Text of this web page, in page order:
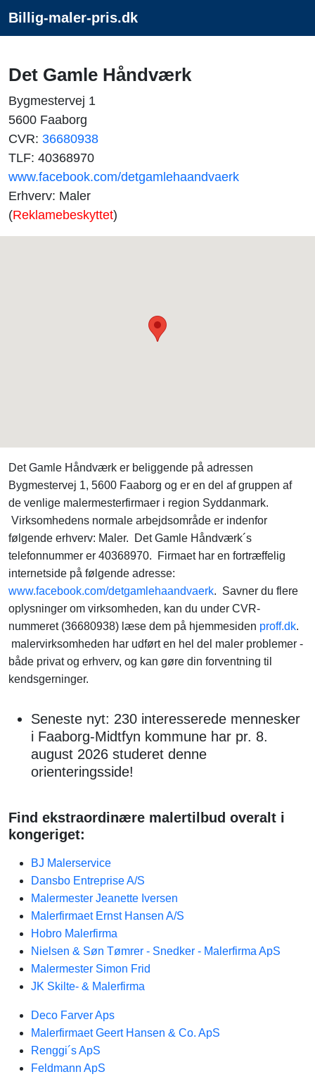
Billig-maler-pris.dk
Det Gamle Håndværk
Bygmestervej 1
5600 Faaborg
CVR: 36680938
TLF: 40368970
www.facebook.com/detgamlehaandvaerk
Erhverv: Maler
(Reklamebeskyttet)
Det Gamle Håndværk er beliggende på adressen
Bygmestervej 1, 5600 Faaborg og er en del af gruppen af
de venlige malermesterfirmaer i region Syddanmark.
Virksomhedens normale arbejdsområde er indenfor
følgende erhverv: Maler. Det Gamle Håndværk´s
telefonnummer er 40368970. Firmaet har en fortræffelig
internetside på følgende adresse:
www.facebook.com/detgamlehaandvaerk. Savner du flere
oplysninger om virksomheden, kan du under CVR-
nummeret (36680938) læse dem på hjemmesiden proff.dk.
malervirksomheden har udført en hel del maler problemer -
både privat og erhverv, og kan gøre din forventning til
kendsgerninger.
Seneste nyt: 230 interesserede mennesker
i Faaborg-Midtfyn kommune har pr. 8.
august 2026 studeret denne
orienteringsside!
Find ekstraordinære malertilbud overalt i
kongeriget:
BJ Malerservice
Dansbo Entreprise A/S
Malermester Jeanette Iversen
Malerfirmaet Ernst Hansen A/S
Hobro Malerfirma
Nielsen & Søn Tømrer - Snedker - Malerfirma ApS
Malermester Simon Frid
JK Skilte- & Malerfirma
Deco Farver Aps
Malerfirmaet Geert Hansen & Co. ApS
Renggi´s ApS
Feldmann ApS